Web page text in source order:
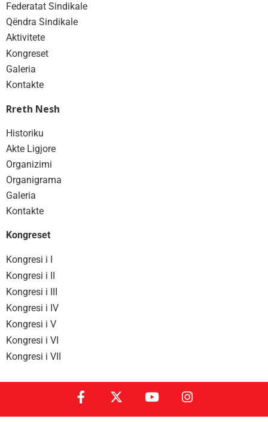
Federatat Sindikale
Qëndra Sindikale
Aktivitete
Kongreset
Galeria
Kontakte
Rreth Nesh
Historiku
Akte Ligjore
Organizimi
Organigrama
Galeria
Kontakte
Kongreset
Kongresi i I
Kongresi i II
Kongresi i III
Kongresi i IV
Kongresi i V
Kongresi i VI
Kongresi i VII